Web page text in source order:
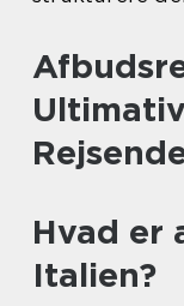
Hvad er
Italien?